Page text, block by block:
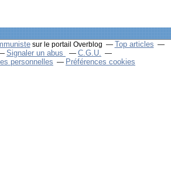
sur le portail Overblog
Top articles
Signaler un abus
C.G.U.
personnelles
Préférences cookies